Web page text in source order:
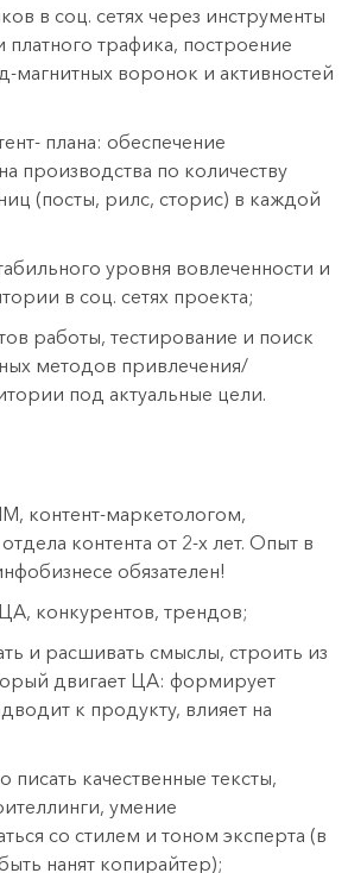
в соц. сетях через инструменты
платного трафика, построение
магнитных воронок и активностей
плана: обеспечение
производства по количеству
(посты, рилс, сторис) в каждой
уровня вовлеченности и
в соц. сетях проекта;
работы, тестирование и поиск
методов привлечения/
под актуальные цели.
контент-маркетологом,
контента от 2-х лет. Опыт в
обязателен!
конкурентов, трендов;
и расшивать смыслы, строить из
двигает ЦА: формирует
к продукту, влияет на
писать качественные тексты,
умение
со стилем и тоном эксперта (в
нанят копирайтер);